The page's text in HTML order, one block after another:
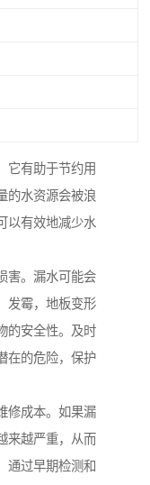
它有助于节约用
的水资源会被浪
以有效地减少水
害。漏水可能会
发霉，地板变形
的安全性。及时
在的危险，保护
修成本。如果漏
来越严重，从而
通过早期检测和